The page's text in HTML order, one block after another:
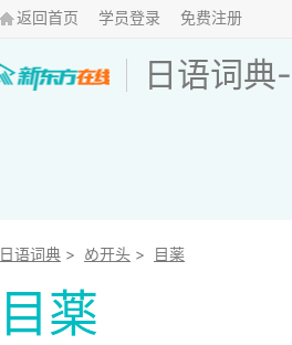
返回首页 学员登录 免费注册
日语词典-
日语词典 > め开头 > 目薬
目薬